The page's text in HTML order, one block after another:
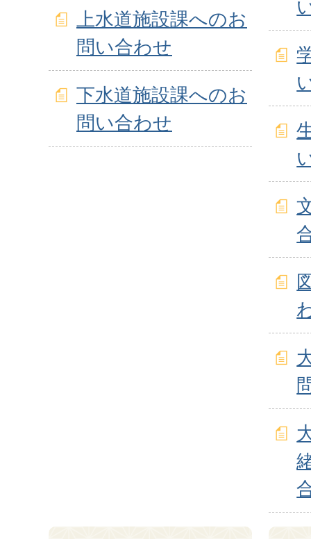
上水道施設課へのお
問い合わせ
下水道施設課へのお
問い合わせ